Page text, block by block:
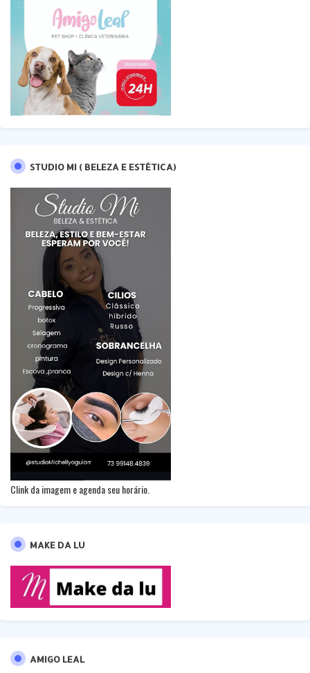
STUDIO MI ( BELEZA E ESTÉTICA)
Clink da imagem e agenda seu horário.
MAKE DA LU
AMIGO LEAL